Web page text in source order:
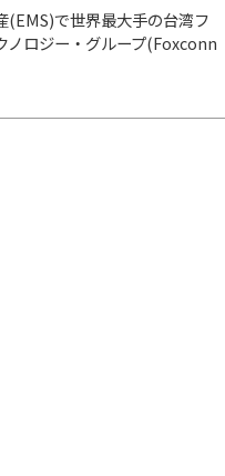
で世界最大手の台湾フ
ノロジー・グループ(Foxconn